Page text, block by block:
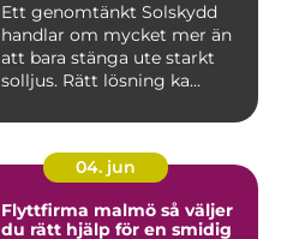
Ett genomtänkt Solskydd
handlar om mycket mer än
att bara stänga ute starkt
solljus. Rätt lösning ka...
04. jun
Flyttfirma malmö så väljer
du rätt hjälp för en smidig